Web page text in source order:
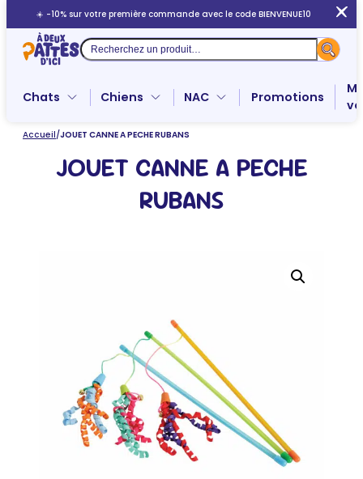
au
contenu
☀️ -10% sur votre première commande avec le code BIENVENUE10
Recherche
Chats Chiens NAC Promotions
Accueil/JOUET CANNE A PECHE RUBANS
JOUET CANNE A PECHE
RUBANS